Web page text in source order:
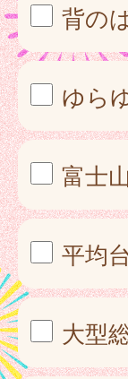
背の
ゆら
富士山
平均台
大型